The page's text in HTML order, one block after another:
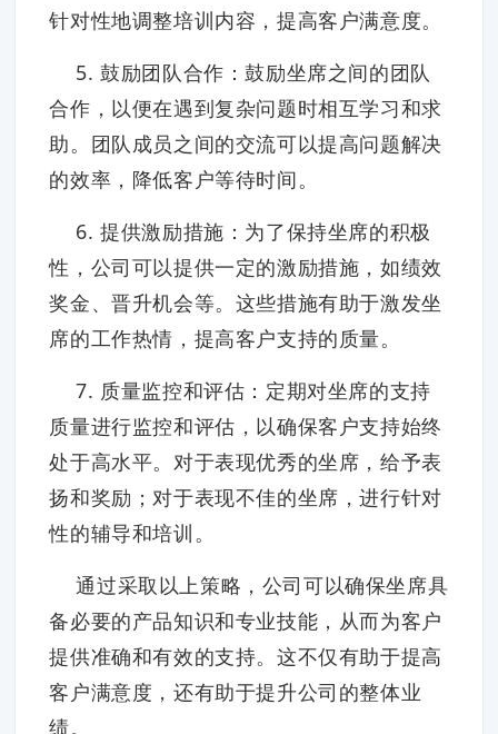
针对性地调整培训内容，提高客户满意度。
5. 鼓励团队合作：鼓励坐席之间的团队
合作，以便在遇到复杂问题时相互学习和求
助。团队成员之间的交流可以提高问题解决
的效率，降低客户等待时间。
6. 提供激励措施：为了保持坐席的积极
性，公司可以提供一定的激励措施，如绩效
奖金、晋升机会等。这些措施有助于激发坐
席的工作热情，提高客户支持的质量。
7. 质量监控和评估：定期对坐席的支持
质量进行监控和评估，以确保客户支持始终
处于高水平。对于表现优秀的坐席，给予表
扬和奖励；对于表现不佳的坐席，进行针对
性的辅导和培训。
通过采取以上策略，公司可以确保坐席具
备必要的产品知识和专业技能，从而为客户
提供准确和有效的支持。这不仅有助于提高
客户满意度，还有助于提升公司的整体业
绩。